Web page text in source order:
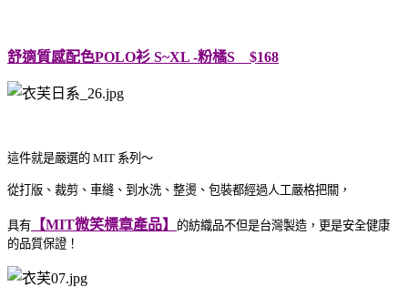
舒適質感配色POLO衫 S~XL -粉橘S $168
這件就是嚴選的 MIT 系列～
從打版、裁剪、車縫、到水洗、整燙、包裝都經過人工嚴格把關，
具有 【MIT微笑標章產品】
的紡織品不但是台灣製造，更是安全健康
的品質保證！